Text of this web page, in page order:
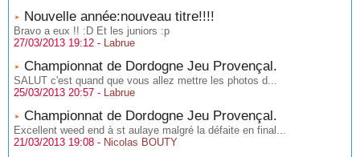
Nouvelle année:nouveau titre!!!!
Bravo a eux !! :D Et les juniors :p
27/03/2013 19:12 - Labrue
Championnat de Dordogne Jeu Provençal.
SALUT c'est quand que vous allez mettre les photos d...
25/03/2013 20:57 - Labrue
Championnat de Dordogne Jeu Provençal.
Excellent weed end à st aulaye malgré la défaite en final...
21/03/2013 19:08 - Nicolas BOUTY